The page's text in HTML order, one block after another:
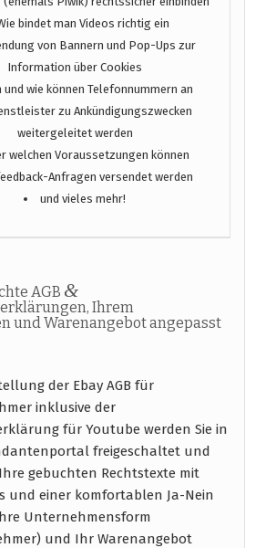
bindet man Videos richtig ein
von Bannern und Pop-Ups zur
Information über Cookies
und wie können Telefonnummern an
zu Ankündigungszwecken
weitergeleitet werden
welchen Voraussetzungen können
Anfragen versendet werden
und vieles mehr!
AGB &
Ihrem
und Warenangebot angepasst
der Ebay AGB für
inklusive der
für Youtube werden Sie in
freigeschaltet und
gebuchten Rechtstexte mit
und einer komfortablen Ja-Nein
Unternehmensform
und Ihr Warenangebot